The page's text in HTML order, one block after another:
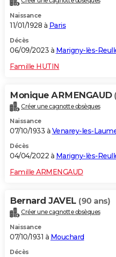
Naissance
11/01/1928 à Paris
Décès
06/09/2023 à Marigny-lès-
Famille HUTIN
Monique ARMENGAUD
Créer une cagnotte obsèques
Naissance
07/10/1933 à Venarey-les-
Décès
04/04/2022 à Marigny-lès-
Famille ARMENGAUD
Bernard JAVEL (90 ans)
Créer une cagnotte obsèques
Naissance
07/10/1931 à Mouchard
Décès